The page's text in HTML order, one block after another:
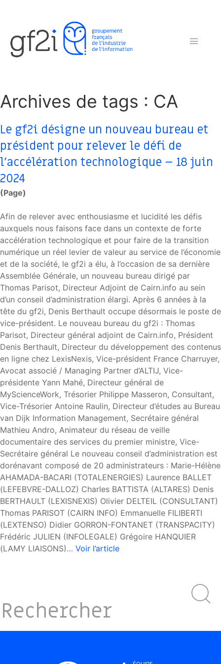
Archives de tags : CA
Le gf2i désigne un nouveau bureau et
président pour relever le défi de
l’accélération technologique – 18 juin
2024
(Page)
Afin de relever avec enthousiasme et lucidité les défis
auxquels nous faisons face dans un contexte de forte
accélération technologique et pour faire de la transition
numérique un réel levier de valeur au service de l’économie
et de la société, le gf2i a élu, à l’occasion de sa dernière
Assemblée Générale, un nouveau bureau dirigé par
Thomas Parisot, Directeur Adjoint de Cairn.info au sein
d’un conseil d’administration élargi. Après 6 années à la
tête du gf2i, Denis Berthault occupe désormais le poste de
vice-président. Le nouveau bureau du gf2i : Thomas
Parisot, Directeur général adjoint de Cairn.info, Président
Denis Berthault, Directeur du développement des contenus
en ligne chez LexisNexis, Vice-président France Charruyer,
Avocat associé / Managing Partner d’ALTIJ, Vice-
présidente Yann Mahé, Directeur général de
MyScienceWork, Trésorier Philippe Masseron, Consultant,
Vice-Trésorier Antoine Raulin, Directeur d’études au Bureau
van Dijk Information Management, Secrétaire général
Mathieu Andro, Animateur du réseau de veille
documentaire des services du premier ministre, Vice-
Secrétaire général Le nouveau conseil d’administration est
dorénavant composé de 20 administrateurs : Marie-Hélène
AHAMADA-BACARI (TOTALENERGIES) Laurence BALLET
(LEFEBVRE-DALLOZ) Charles BATTISTA (ALTARES) Denis
BERTHAULT (LEXISNEXIS) Olivier DELTEIL (CONSULTANT)
Thomas PARISOT (CAIRN INFO) Emmanuelle FILIBERTI
(LEXTENSO) Didier GORRON-FONTANET (TRANSPACITY)
Frédéric JULIEN (INFOLEGALE) Grégoire HANQUIER
(LAMY LIAISONS)… Voir l’article